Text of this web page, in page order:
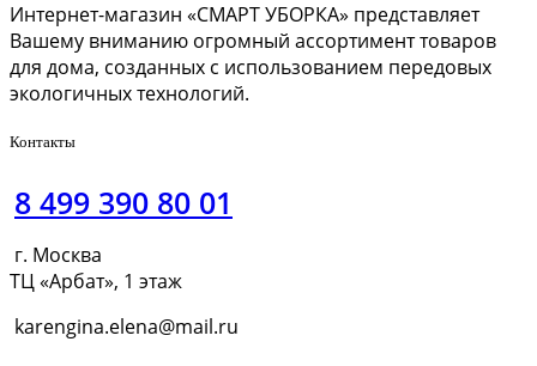
Интернет-магазин «СМАРТ УБОРКА» представляет
Вашему вниманию огромный ассортимент товаров
для дома, созданных с использованием передовых
экологичных технологий.
Контакты
8 499 390 80 01
г. Москва
ТЦ «Арбат», 1 этаж
karengina.elena@mail.ru